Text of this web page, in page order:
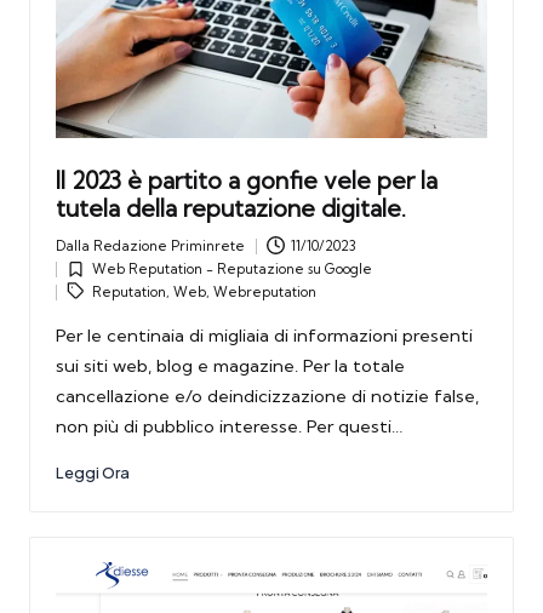
Il 2023 è partito a gonfie vele per la
tutela della reputazione digitale.
Posted
by
Dalla Redazione Priminrete
11/10/2023
Posted
in
Web Reputation - Reputazione su Google
Tags:
Reputation, Web, Webreputation
Per le centinaia di migliaia di informazioni presenti
sui siti web, blog e magazine. Per la totale
cancellazione e/o deindicizzazione di notizie false,
non più di pubblico interesse. Per questi…
Leggi Ora